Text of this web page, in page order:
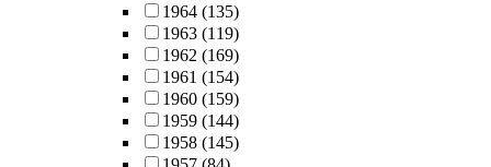
1964 (135)
1963 (119)
1962 (169)
1961 (154)
1960 (159)
1959 (144)
1958 (145)